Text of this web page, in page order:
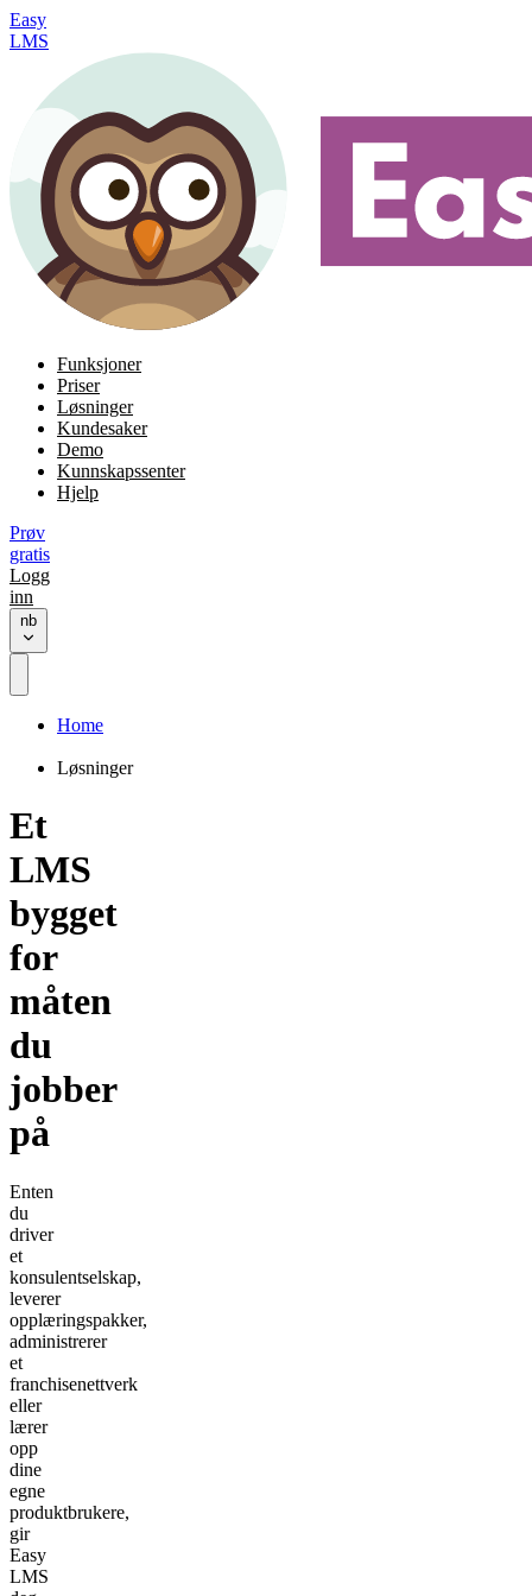
Easy
LMS
Funksjoner
Priser
Løsninger
Kundesaker
Demo
Kunnskapssenter
Hjelp
Prøv
gratis
Logg
inn
nb
Home
Løsninger
Et
LMS
bygget
for
måten
du
jobber
på
Enten
du
driver
et
konsulentselskap,
leverer
opplæringspakker,
administrerer
et
franchisenettverk
eller
lærer
opp
dine
egne
produktbrukere,
gir
Easy
LMS